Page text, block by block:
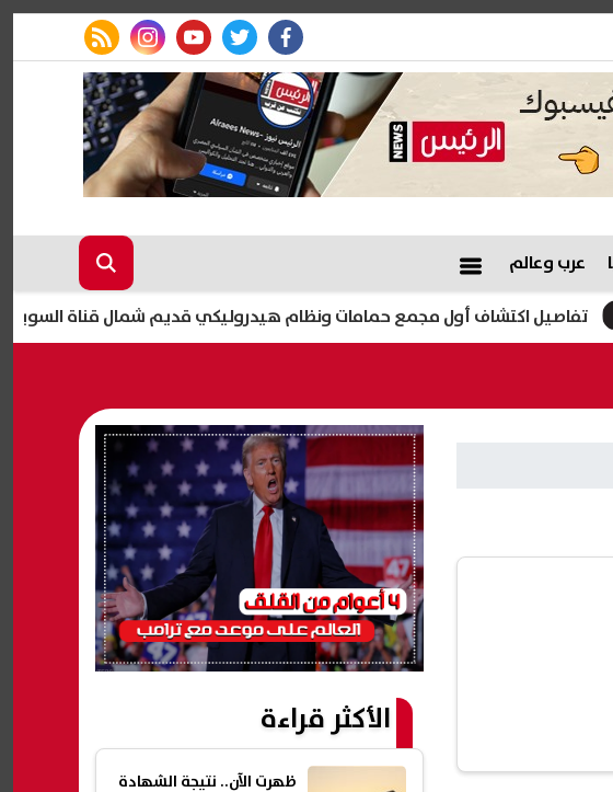
facebook
twitter
youtube
instagram
rss feed
عرب وعالم
اكتشاف أول مجمع حمامات ونظام هيدروليكي قديم شمال قناة السويس
الأكثر قراءة
ظهرت الآن.. نتيجة الشهادة